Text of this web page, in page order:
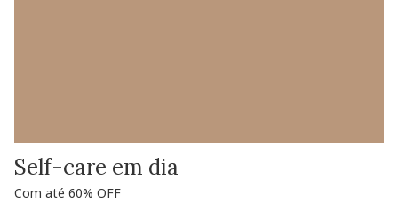
Self-care em dia
Com até 60% OFF